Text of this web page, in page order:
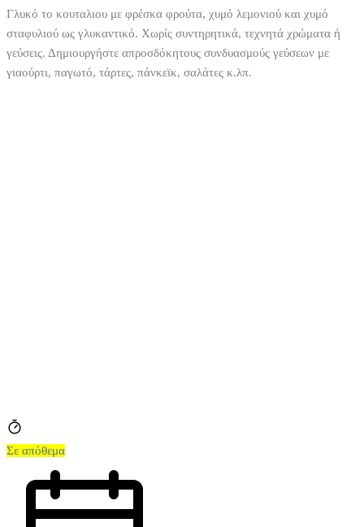
Γλυκό το κουταλιου με φρέσκα φρούτα, χυμό λεμονιού και χυμό
σταφυλιού ως γλυκαντικό. Χωρίς συντηρητικά, τεχνητά χρώματα ή
γεύσεις. Δημιουργήστε απροσδόκητους συνδυασμούς γεύσεων με
γιαούρτι, παγωτό, τάρτες, πάνκεϊκ, σαλάτες κ.λπ.
Σε απόθεμα